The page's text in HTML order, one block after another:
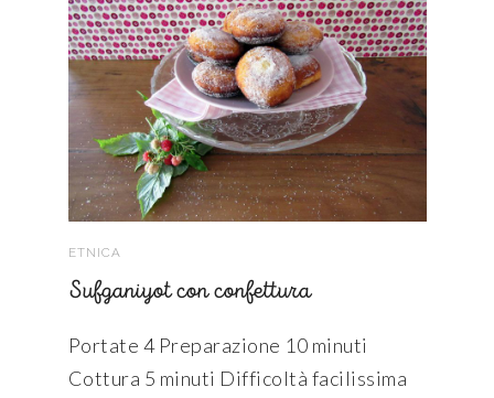
ETNICA
Sufganiyot con confettura
Portate 4 Preparazione 10 minuti
Cottura 5 minuti Difficoltà facilissima